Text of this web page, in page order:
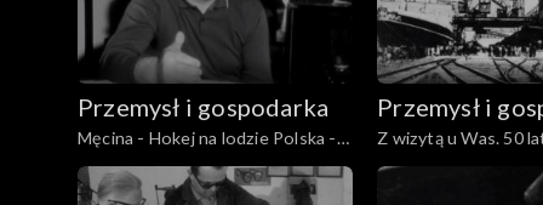
Przemysł i gospodarka
Męcina - Hokej na lodzie Polska -
ZSRR
Przemysł i
Z wizytą u Was. 50
Gdynia